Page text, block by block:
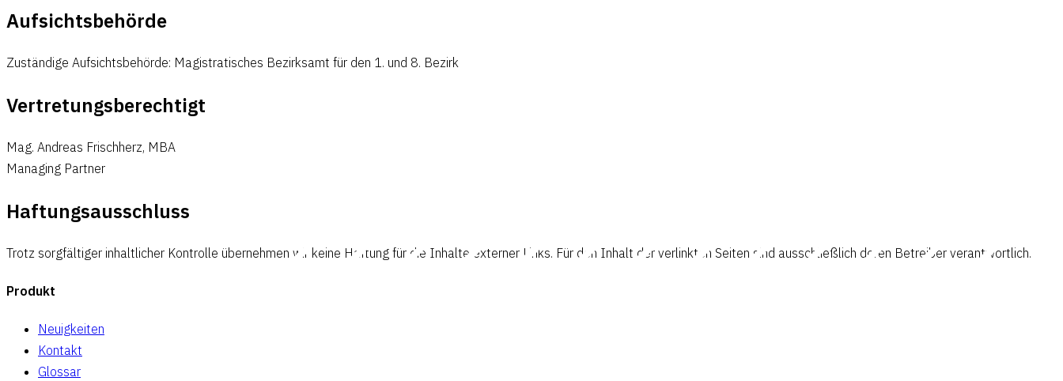
Aufsichtsbehörde
Zuständige Aufsichtsbehörde: Magistratisches Bezirksamt für den 1. und 8. Bezirk
Vertretungsberechtigt
Mag. Andreas Frischherz, MBA
Managing Partner
Haftungsausschluss
Trotz sorgfältiger inhaltlicher Kontrolle übernehmen wir keine Haftung für die Inhalte externer Links. Für den Inhalt der verlinkten Seiten sind ausschließlich deren Betreiber verantwortlich.
Produkt
Neuigkeiten
Kontakt
Glossar